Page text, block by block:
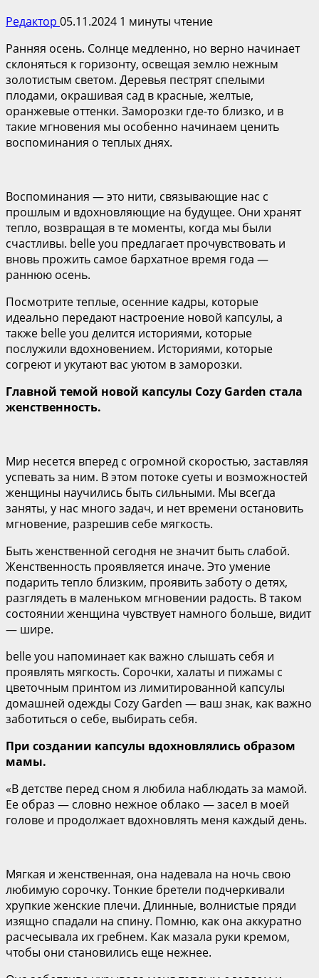
Редактор 05.11.2024 1 минуты чтение
Ранняя осень. Солнце медленно, но верно начинает
склоняться к горизонту, освещая землю нежным
золотистым светом. Деревья пестрят спелыми
плодами, окрашивая сад в красные, желтые,
оранжевые оттенки. Заморозки где-то близко, и в
такие мгновения мы особенно начинаем ценить
воспоминания о теплых днях.
Воспоминания — это нити, связывающие нас с
прошлым и вдохновляющие на будущее. Они хранят
тепло, возвращая в те моменты, когда мы были
счастливы. belle you предлагает прочувствовать и
вновь прожить самое бархатное время года —
раннюю осень.
Посмотрите теплые, осенние кадры, которые
идеально передают настроение новой капсулы, а
также belle you делится историями, которые
послужили вдохновением. Историями, которые
согреют и укутают вас уютом в заморозки.
Главной темой новой капсулы Cozy Garden стала
женственность.
Мир несется вперед с огромной скоростью, заставляя
успевать за ним. В этом потоке суеты и возможностей
женщины научились быть сильными. Мы всегда
заняты, у нас много задач, и нет времени остановить
мгновение, разрешив себе мягкость.
Быть женственной сегодня не значит быть слабой.
Женственность проявляется иначе. Это умение
подарить тепло близким, проявить заботу о детях,
разглядеть в маленьком мгновении радость. В таком
состоянии женщина чувствует намного больше, видит
— шире.
belle you напоминает как важно слышать себя и
проявлять мягкость. Сорочки, халаты и пижамы с
цветочным принтом из лимитированной капсулы
домашней одежды Cozy Garden — ваш знак, как важно
заботиться о себе, выбирать себя.
При создании капсулы вдохновлялись образом
мамы.
«В детстве перед сном я любила наблюдать за мамой.
Ее образ — словно нежное облако — засел в моей
голове и продолжает вдохновлять меня каждый день.
Мягкая и женственная, она надевала на ночь свою
любимую сорочку. Тонкие бретели подчеркивали
хрупкие женские плечи. Длинные, волнистые пряди
изящно спадали на спину. Помню, как она аккуратно
расчесывала их гребнем. Как мазала руки кремом,
чтобы они становились еще нежнее.